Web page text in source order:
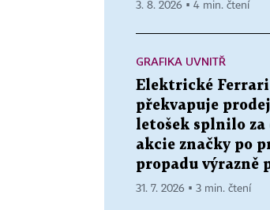
3. 8. 2026 ▪ 4 min. čtení
GRAFIKA UVNITŘ
Elektrické Ferrari
překvapuje
letošek splnilo za
akcie značky po
propadu výrazně
31. 7. 2026 ▪ 3 min. čtení